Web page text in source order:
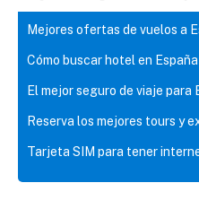
Mejores ofertas de vuelos a
Cómo buscar hotel en
El mejor seguro de viaje
Reserva los mejores tours y
Tarjeta SIM para tener